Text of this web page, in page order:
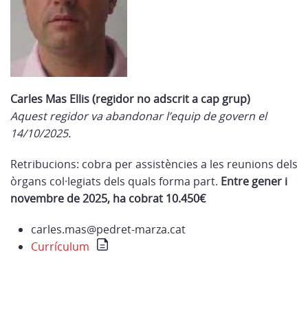
Carles Mas Ellis (regidor no adscrit a cap grup)
Aquest regidor va abandonar l’equip de govern el
14/10/2025.
Retribucions: cobra per assistències a les reunions dels
òrgans col·legiats dels quals forma part. Entre gener i
novembre de 2025, ha cobrat 10.450€
carles.mas@pedret-marza.cat
Currículum